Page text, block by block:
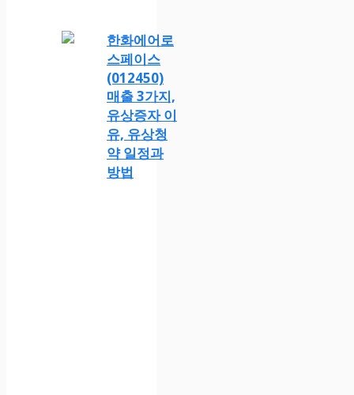
한화에어로
스페이스
(012450)
매출 3가지,
유상증자 이
유, 유상청
약 일정과
방법